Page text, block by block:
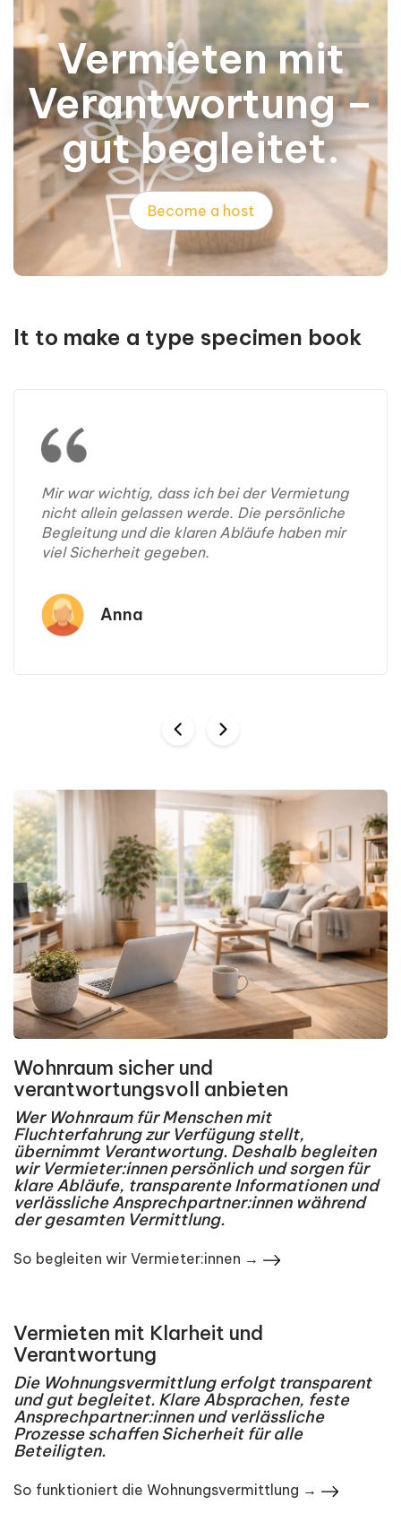
Vermieten mit
Verantwortung –
gut begleitet.
Become a host
It to make a type specimen book
Mir war wichtig, dass ich bei der Vermietung
nicht allein gelassen werde. Die persönliche
Begleitung und die klaren Abläufe haben mir
viel Sicherheit gegeben.
Anna
Wohnraum sicher und
verantwortungsvoll anbieten
Wer Wohnraum für Menschen mit
Fluchterfahrung zur Verfügung stellt,
übernimmt Verantwortung. Deshalb begleiten
wir Vermieter:innen persönlich und sorgen für
klare Abläufe, transparente Informationen und
verlässliche Ansprechpartner:innen während
der gesamten Vermittlung.
So begleiten wir Vermieter:innen →
Vermieten mit Klarheit und
Verantwortung
Die Wohnungsvermittlung erfolgt transparent
und gut begleitet. Klare Absprachen, feste
Ansprechpartner:innen und verlässliche
Prozesse schaffen Sicherheit für alle
Beteiligten.
So funktioniert die Wohnungsvermittlung →